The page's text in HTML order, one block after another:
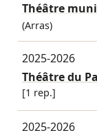
Théâtre
(Arras)
2025-2026
Théâtre du
[1 rep.]
2025-2026